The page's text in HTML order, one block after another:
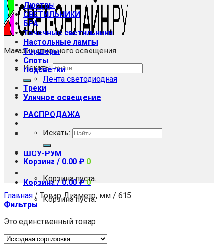
Магазин стильного освещения
Искать:
РАСПРОДАЖА
ШОУ-РУМ
Корзина /0.00₽ 0
Корзина пуста.
Люстры
СВЕТИЛЬНИКИ
БРА
Точечные светильники
Настольные лампы
Торшеры
Споты
Подсветки
Лента светодиодная
Треки
Уличное освещение
Искать:
Корзина / 0.00 ₽ 0
Корзина пуста.
Главная / Товар Диаметр, мм / 615
Фильтры
Это единственный товар